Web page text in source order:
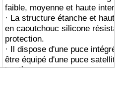
faible, moyenne et haute
· La structure étanche et
en caoutchouc silicone
protection.
· Il dispose d'une puce
être équipé d'une puce
lumières.